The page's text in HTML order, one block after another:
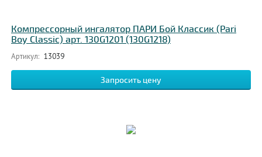
Компрессорный ингалятор ПАРИ Бой Классик (Pari
Boy Classic) арт. 130G1201 (130G1218)
Артикул: 13039
Запросить цену